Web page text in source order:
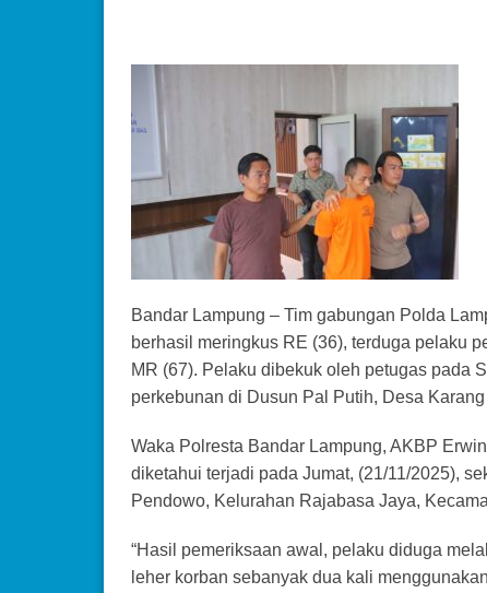
Bandar Lampung – Tim gabungan Polda
berhasil meringkus RE (36), terduga pelaku
MR (67). Pelaku dibekuk oleh petugas pada
perkebunan di Dusun Pal Putih, Desa
Waka Polresta Bandar Lampung, AKBP
diketahui terjadi pada Jumat, (21/11/2025),
Pendowo, Kelurahan Rajabasa Jaya,
“Hasil pemeriksaan awal, pelaku diduga
leher korban sebanyak dua kali